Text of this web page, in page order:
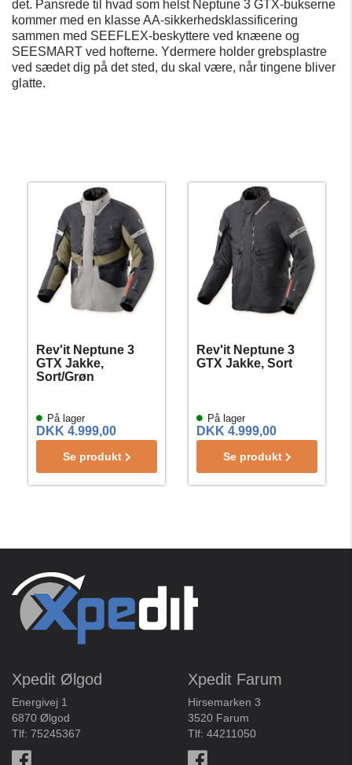
det. Pansrede til hvad som helst Neptune 3 GTX-bukserne
kommer med en klasse AA-sikkerhedsklassificering
sammen med SEEFLEX-beskyttere ved knæene og
SEESMART ved hofterne. Ydermere holder grebsplastre
ved sædet dig på det sted, du skal være, når tingene bliver
glatte.
Rev'it Neptune 3
GTX Jakke,
Sort/Grøn
På lager
DKK 4.999,00
Se produkt
Rev'it Neptune 3
GTX Jakke, Sort
På lager
DKK 4.999,00
Se produkt
Xpedit Ølgod
Energivej 1
6870 Ølgod
Tlf: 75245367
Xpedit Farum
Hirsemarken 3
3520 Farum
Tlf: 44211050